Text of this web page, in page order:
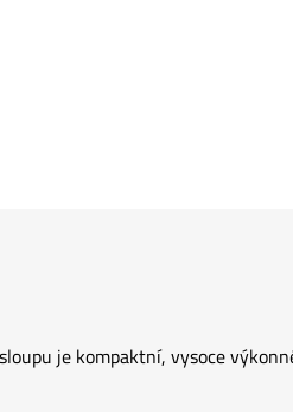
je kompaktní, vysoce